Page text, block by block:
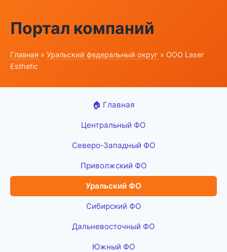
Портал компаний
Главная » Уральский федеральный округ » ООО Laser
Esthetic
🏠 Главная
Центральный ФО
Северо-Западный ФО
Приволжский ФО
Уральский ФО
Сибирский ФО
Дальневосточный ФО
Южный ФО